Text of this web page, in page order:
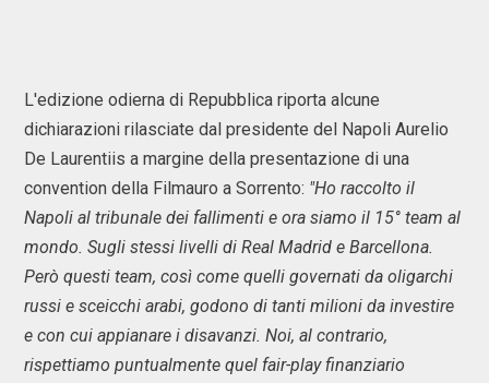
L'edizione odierna di Repubblica riporta alcune
dichiarazioni rilasciate dal presidente del Napoli Aurelio
De Laurentiis a margine della presentazione di una
convention della Filmauro a Sorrento: "Ho raccolto il
Napoli al tribunale dei fallimenti e ora siamo il 15° team al
mondo. Sugli stessi livelli di Real Madrid e Barcellona.
Però questi team, così come quelli governati da oligarchi
russi e sceicchi arabi, godono di tanti milioni da investire
e con cui appianare i disavanzi. Noi, al contrario,
rispettiamo puntualmente quel fair-play finanziario